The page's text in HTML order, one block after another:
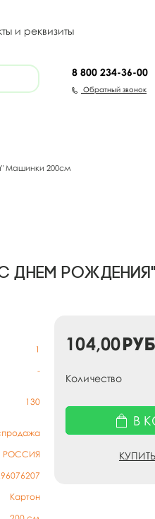
и реквизиты
8 800 234-36-00
Обратный звонок
Машинки 200см
Днем
1
-
130
РОССИЯ
Картон
104,00
Количество
В